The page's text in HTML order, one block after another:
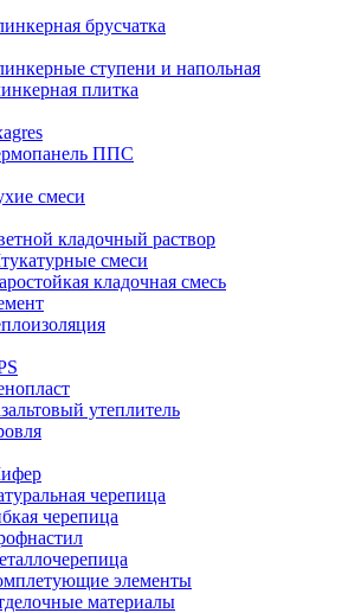
брусчатка
ступени и напольная
плитка
ППС
смеси
кладочный раствор
смеси
кладочная смесь
утеплитель
черепица
черепица
элементы
материалы